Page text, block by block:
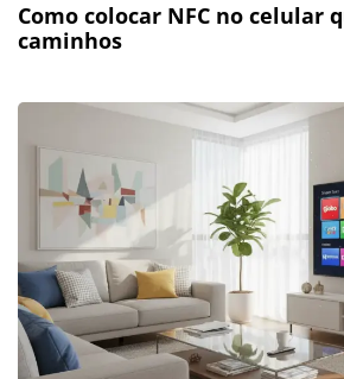
Como colocar NFC no celular
caminhos